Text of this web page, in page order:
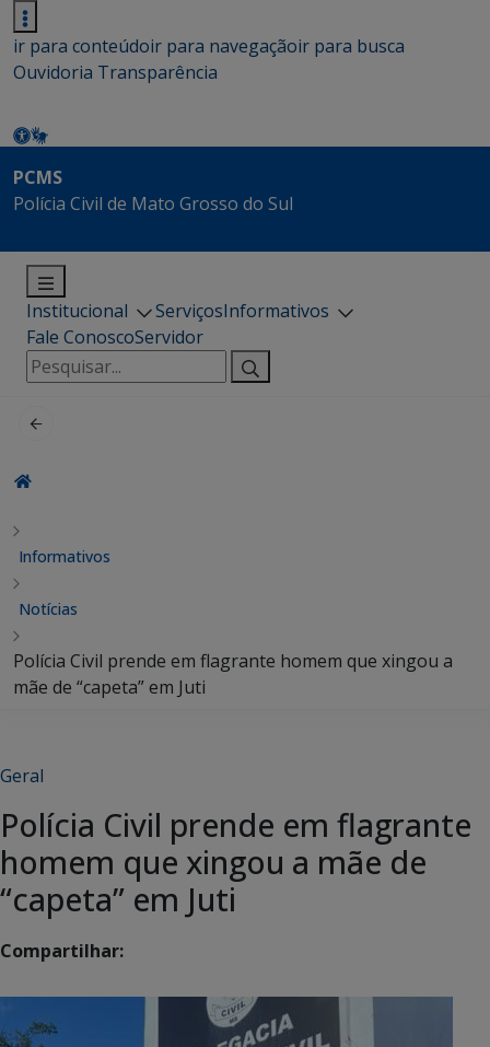
ir para conteúdoir para navegaçãoir para busca
Ouvidoria Transparência
PCMS
Polícia Civil de Mato Grosso do Sul
Institucional ServiçosInformativos
Fale ConoscoServidor
Pesquisar
por:
Informativos
Notícias
Polícia Civil prende em flagrante homem que xingou a
mãe de “capeta” em Juti
Geral
Polícia Civil prende em flagrante
homem que xingou a mãe de
“capeta” em Juti
Compartilhar: